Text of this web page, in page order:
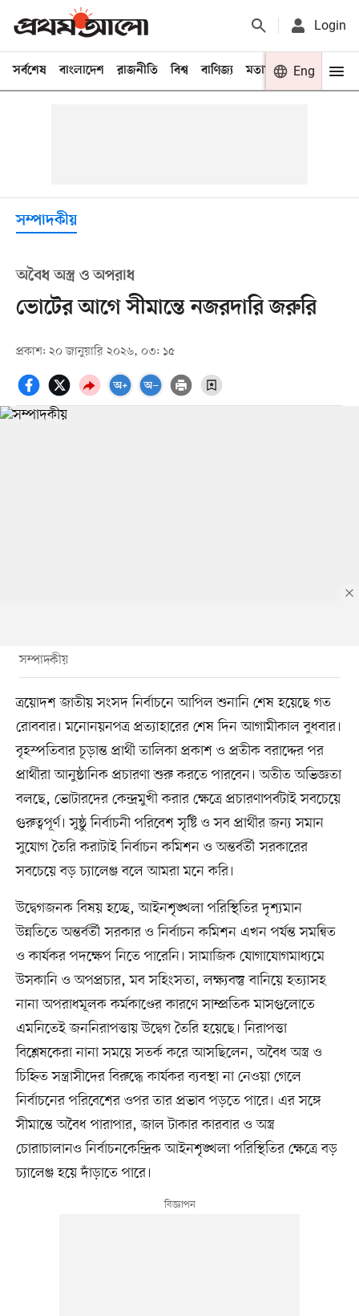
Login
সর্বশেষ বাংলাদেশ রাজনীতি বিশ্ব বাণিজ্য মতামত খেলা
Eng
সম্পাদকীয়
অবৈধ অস্ত্র ও অপরাধ
ভোটের আগে সীমান্তে নজরদারি জরুরি
প্রকাশ: ২০ জানুয়ারি ২০২৬, ০৩: ১৫
সম্পাদকীয়
ত্রয়োদশ জাতীয় সংসদ নির্বাচনে আপিল শুনানি শেষ হয়েছে গত
রোববার। মনোনয়নপত্র প্রত্যাহারের শেষ দিন আগামীকাল বুধবার।
বৃহস্পতিবার চূড়ান্ত প্রার্থী তালিকা প্রকাশ ও প্রতীক বরাদ্দের পর
প্রার্থীরা আনুষ্ঠানিক প্রচারণা শুরু করতে পারবেন। অতীত অভিজ্ঞতা
বলছে, ভোটারদের কেন্দ্রমুখী করার ক্ষেত্রে প্রচারণাপর্বটাই সবচেয়ে
গুরুত্বপূর্ণ। সুষ্ঠু নির্বাচনী পরিবেশ সৃষ্টি ও সব প্রার্থীর জন্য সমান
সুযোগ তৈরি করাটাই নির্বাচন কমিশন ও অন্তর্বর্তী সরকারের
সবচেয়ে বড় চ্যালেঞ্জ বলে আমরা মনে করি।
উদ্বেগজনক বিষয় হচ্ছে, আইনশৃঙ্খলা পরিস্থিতির দৃশ্যমান
উন্নতিতে অন্তর্বর্তী সরকার ও নির্বাচন কমিশন এখন পর্যন্ত সমন্বিত
ও কার্যকর পদক্ষেপ নিতে পারেনি। সামাজিক যোগাযোগমাধ্যমে
উসকানি ও অপপ্রচার, মব সহিংসতা, লক্ষ্যবস্তু বানিয়ে হত্যাসহ
নানা অপরাধমূলক কর্মকাণ্ডের কারণে সাম্প্রতিক মাসগুলোতে
এমনিতেই জননিরাপত্তায় উদ্বেগ তৈরি হয়েছে। নিরাপত্তা
বিশ্লেষকেরা নানা সময়ে সতর্ক করে আসছিলেন, অবৈধ অস্ত্র ও
চিহ্নিত সন্ত্রাসীদের বিরুদ্ধে কার্যকর ব্যবস্থা না নেওয়া গেলে
নির্বাচনের পরিবেশের ওপর তার প্রভাব পড়তে পারে। এর সঙ্গে
সীমান্তে অবৈধ পারাপার, জাল টাকার কারবার ও অস্ত্র
চোরাচালানও নির্বাচনকেন্দ্রিক আইনশৃঙ্খলা পরিস্থিতির ক্ষেত্রে বড়
চ্যালেঞ্জ হয়ে দাঁড়াতে পারে।